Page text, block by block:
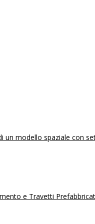
modello spaziale con
e Travetti